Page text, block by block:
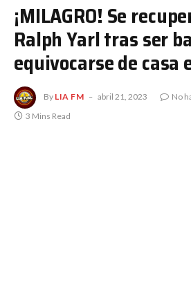
¡MILAGRO! Se
Ralph Yarl tras ser
equivocarse de casa
By LIA FM abril 21, 2023
No
3 Mins Read